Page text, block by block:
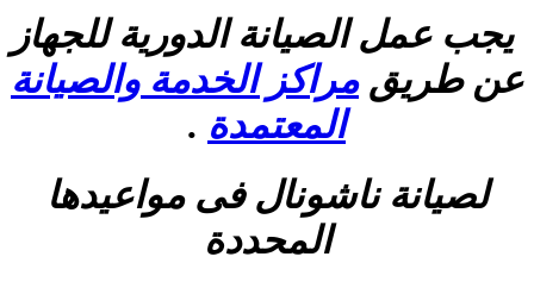
يجب عمل الصيانة الدورية للجهاز
عن طريقمراكز الخدمة والصيانة
المعتمدة .
لصيانة ناشونال فى مواعيدها
المحددة